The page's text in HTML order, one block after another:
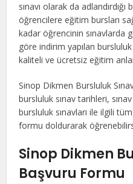
sınavı olarak da
öğrencilere eğitim bursları
kadar öğrencinin sınavlarda
göre indirim yapılan
kaliteli ve ücretsiz eğitim
Sinop Dikmen Bursluluk
bursluluk sınav tarihleri,
bursluluk sınavları ile ilgili
formu doldurarak
Sinop Dikmen
Başvuru Formu